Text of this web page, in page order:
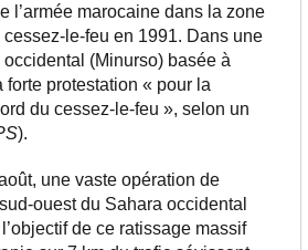
l’armée marocaine dans la zone
cessez-le-feu en 1991. Dans une
(Minurso) basée à
protestation « pour la
du cessez-le-feu », selon un
).
une vaste opération de
ouest du Sahara occidental
de ce ratissage massif